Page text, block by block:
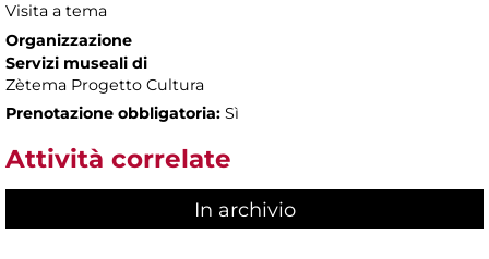
Visita a tema
Organizzazione
Servizi museali di
Zètema Progetto Cultura
Prenotazione obbligatoria: Sì
Attività correlate
In archivio